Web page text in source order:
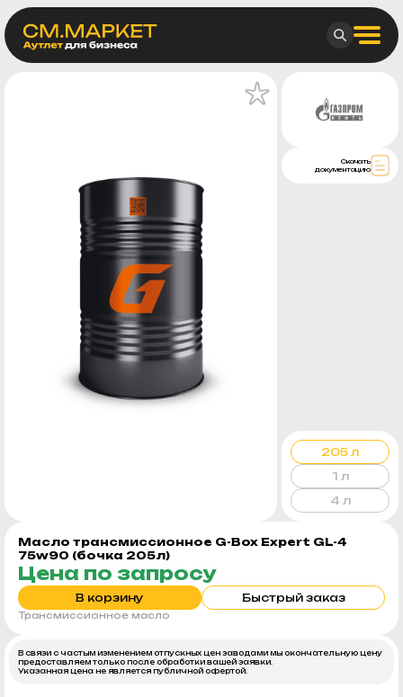
Масло трансмиссионное G-Box Expert GL-4
75w90 (бочка 205л)
Цена по запросу
В корзину Быстрый заказ
Трансмиссионное масло
Скачать
документацию
205 л
1 л
4 л
В связи с частым изменением отпускных цен заводами мы окончательную цену
предоставляем только после обработки вашей заявки.
Указанная цена не является публичной офертой.